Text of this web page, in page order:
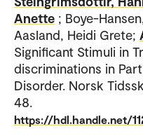
Anette ; Boye-
Aasland, Heidi Grete;
Significant Stimuli in
discriminations in
Disorder. Norsk
48.
https://hdl.handle.net/